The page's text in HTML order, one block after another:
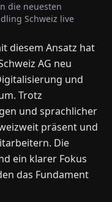
die neuesten
Schweiz live
diesem Ansatz hat
AG neu
und
Trotz
und sprachlicher
präsent und
Die
ein klarer Fokus
das Fundament